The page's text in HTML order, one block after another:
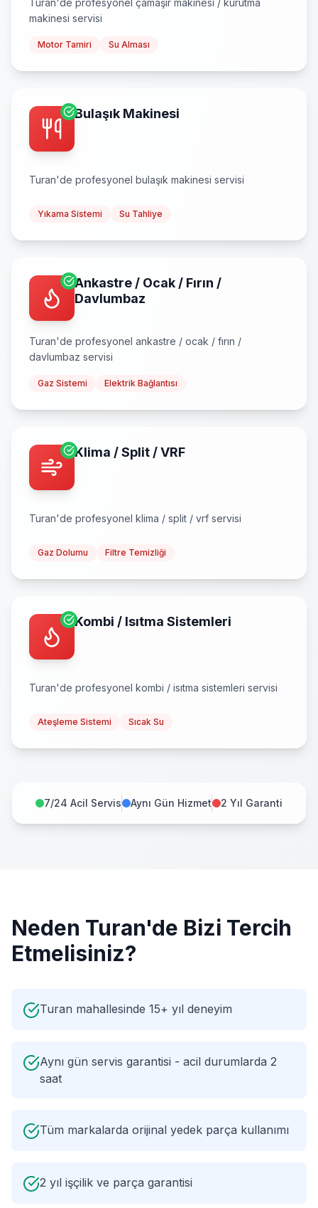
Turan'de profesyonel çamaşır makinesi / kurutma
makinesi servisi
Motor Tamiri Su Alması
Bulaşık Makinesi
Turan'de profesyonel bulaşık makinesi servisi
Yıkama Sistemi Su Tahliye
Ankastre / Ocak / Fırın /
Davlumbaz
Turan'de profesyonel ankastre / ocak / fırın /
davlumbaz servisi
Gaz Sistemi Elektrik Bağlantısı
Klima / Split / VRF
Turan'de profesyonel klima / split / vrf servisi
Gaz Dolumu Filtre Temizliği
Kombi / Isıtma Sistemleri
Turan'de profesyonel kombi / isıtma sistemleri servisi
Ateşleme Sistemi Sıcak Su
7/24 Acil Servis Aynı Gün Hizmet 2 Yıl Garanti
Neden Turan'de Bizi Tercih
Etmelisiniz?
Turan mahallesinde 15+ yıl deneyim
Aynı gün servis garantisi - acil durumlarda 2
saat
Tüm markalarda orijinal yedek parça kullanımı
2 yıl işçilik ve parça garantisi